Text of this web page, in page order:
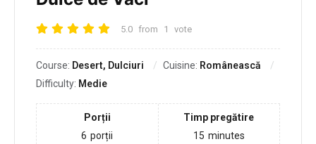
5.0 from 1 vote
Course: Desert, Dulciuri Cuisine: Românească
Difficulty: Medie
Porții
6 porții
Timp pregătire
15 minutes